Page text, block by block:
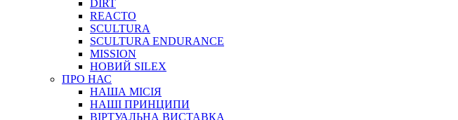
DIRT
REACTO
SCULTURA
SCULTURA ENDURANCE
MISSION
НОВИЙ SILEX
ПРО НАС
НАША МICIЯ
НАШI ПРИНЦИПИ
ВIРТУАЛЬНА ВИСТАВКА